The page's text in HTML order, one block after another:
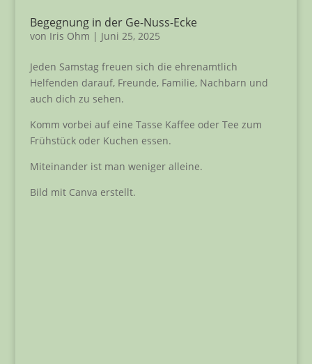
Begegnung in der Ge-Nuss-Ecke
von Iris Ohm | Juni 25, 2025
Jeden Samstag freuen sich die ehrenamtlich
Helfenden darauf, Freunde, Familie, Nachbarn und
auch dich zu sehen.
Komm vorbei auf eine Tasse Kaffee oder Tee zum
Frühstück oder Kuchen essen.
Miteinander ist man weniger alleine.
Bild mit Canva erstellt.